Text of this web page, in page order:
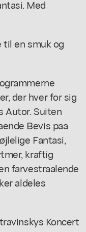
Med
til en smuk og
der hver for sig
Autor. Suiten
Bevis paa
Fantasi,
kraftig
farvestraalende
aldeles
Koncert